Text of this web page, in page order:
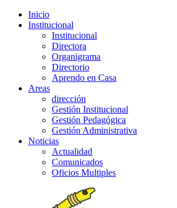
Inicio
Institucional
Institucional
Directora
Organigrama
Directorio
Aprendo en Casa
Areas
dirección
Gestión Institucional
Gestión Pedagógica
Gestión Administrativa
Noticias
Actualidad
Comunicados
Oficios Multiples